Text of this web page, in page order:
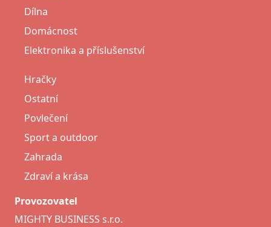
Dílna
Domácnost
Elektronika a příslušenství
Hračky
Ostatní
Povlečení
Sport a outdoor
Zahrada
Zdraví a krása
Provozovatel
MIGHTY BUSINESS s.r.o.